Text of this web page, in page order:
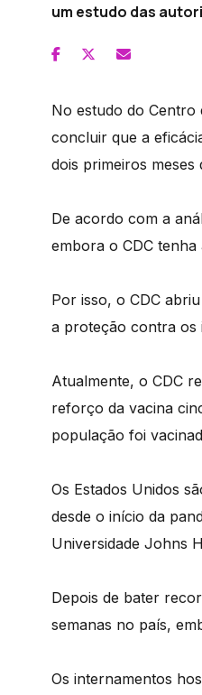
um estudo das
No estudo do Centro
concluir que a
dois primeiros
De acordo com a
embora o CDC tenha
Por isso, o CDC
a proteção contra os
Atualmente, o CDC
reforço da vacina
população foi
Os Estados Unidos
desde o início da
Universidade Johns
Depois de bater
semanas no país,
Os internamentos